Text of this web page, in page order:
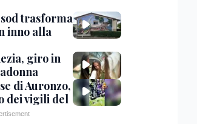
trasforma
inno alla
giro in
di Auronzo,
dei vigili del